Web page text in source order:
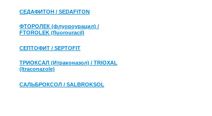
СЕДАФИТОН / SEDAFITON
ФТОРОЛЕК (флуороурацил) /
FTOROLEK (fluorouracil)
СЕПТОФИТ / SEPTOFIT
ТРИОКСАЛ (Итраконазол) / TRIOXAL
(Itraconazole)
САЛЬБРОКСОЛ / SALBROKSOL